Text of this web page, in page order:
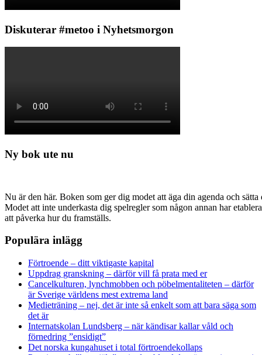
Diskuterar #metoo i Nyhetsmorgon
Ny bok ute nu
Nu är den här. Boken som ger dig modet att äga din agenda och
Modet att inte underkasta dig spelregler som någon annan har
att påverka hur du framställs.
Populära inlägg
Förtroende – ditt viktigaste kapital
Uppdrag granskning – därför vill få prata med er
Cancelkulturen, lynchmobben och pöbelmentaliteten – därför
är Sverige världens mest extrema land
Medieträning – nej, det är inte så enkelt som att bara säga som
det är
Internatskolan Lundsberg – när kändisar kallar våld och
förnedring ”ensidigt”
Det norska kungahuset i total förtroendekollaps